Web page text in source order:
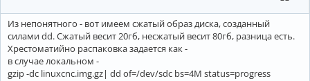
Из непонятного - вот имеем сжатый образ диска, созданный
силами dd. Сжатый весит 20гб, несжатый весит 80гб, разница есть.
Хрестоматийно распаковка задается как -
в случае локальном -
gzip -dc linuxcnc.img.gz| dd of=/dev/sdc bs=4M status=progress